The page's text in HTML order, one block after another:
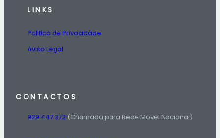
LINKS
Politica de Privacidade
Aviso Legal
CONTACTOS
929 447 372 (Chamada para Rede Móvel Nacional)